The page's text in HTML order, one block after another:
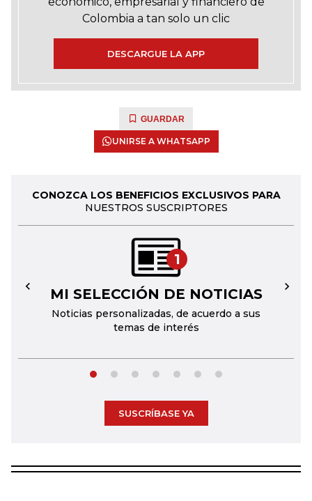
Colombia a tan solo un clic
DESCARGUE LA APP
GUARDAR
UNIRSE A WHATSAPP
CONOZCA LOS BENEFICIOS EXCLUSIVOS PARA
NUESTROS SUSCRIPTORES
1
MI SELECCIÓN DE NOTICIAS
Noticias personalizadas, de acuerdo a sus
temas de interés
← →
SUSCRÍBASE YA